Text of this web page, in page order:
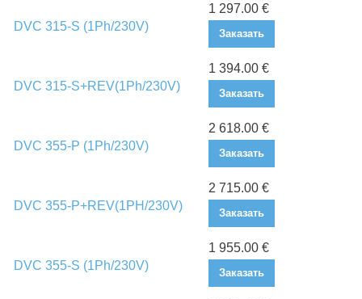
DVC 315-S (1Ph/230V)
1 297.00 €
Заказать
DVC 315-S+REV(1Ph/230V)
1 394.00 €
Заказать
DVC 355-P (1Ph/230V)
2 618.00 €
Заказать
DVC 355-P+REV(1PH/230V)
2 715.00 €
Заказать
DVC 355-S (1Ph/230V)
1 955.00 €
Заказать